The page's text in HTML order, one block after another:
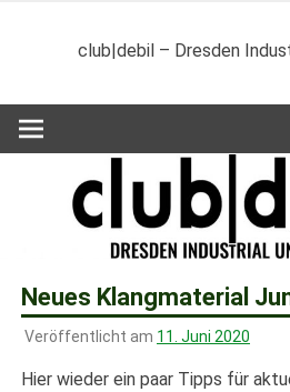
club|debil – Dresden
Neues Klangmaterial
Veröffentlicht am 11. Juni 2020
Hier wieder ein paar Tipps für